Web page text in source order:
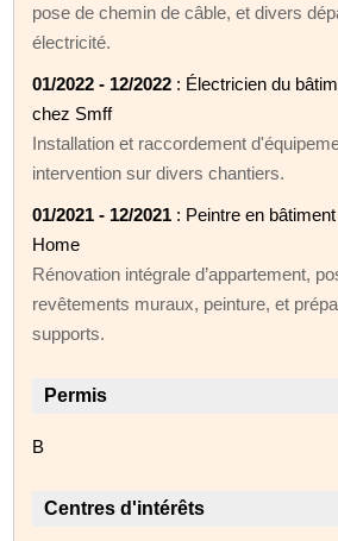
pose de chemin de câble, et divers
électricité.
01/2022 - 12/2022 : Électricien du
chez Smff
Installation et raccordement
intervention sur divers chantiers.
01/2021 - 12/2021 : Peintre en
Home
Rénovation intégrale d’appartement,
revêtements muraux, peinture, et
supports.
Permis
B
Centres d'intérêts